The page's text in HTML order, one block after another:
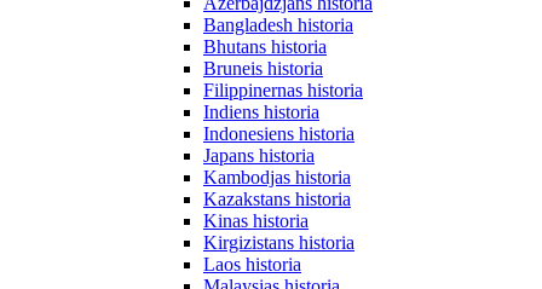
Bangladesh historia
Bhutans historia
Bruneis historia
Filippinernas historia
Indiens historia
Indonesiens historia
Japans historia
Kambodjas historia
Kazakstans historia
Kinas historia
Kirgizistans historia
Laos historia